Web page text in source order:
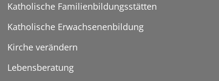
Katholische Familienbildungsstätten
Katholische Erwachsenenbildung
Kirche verändern
Lebensberatung